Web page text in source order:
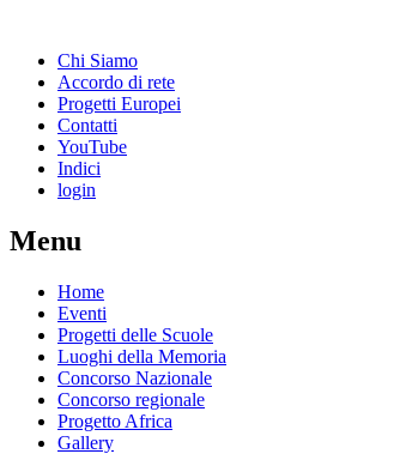
Chi Siamo
Accordo di rete
Progetti Europei
Contatti
YouTube
Indici
login
Menu
Home
Eventi
Progetti delle Scuole
Luoghi della Memoria
Concorso Nazionale
Concorso regionale
Progetto Africa
Gallery